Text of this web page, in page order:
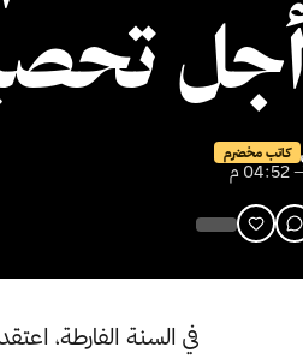
كاتب مخضرم
في السنة الفارطة،